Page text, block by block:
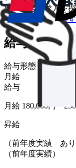
自分に合う求人を探
転職について相談
給与・福利厚
給与形態
月給
給与
月給 180,000円〜
昇給
（前年度実績 あ
（前年度実績）